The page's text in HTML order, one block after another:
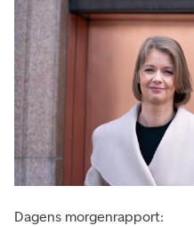
Dagens morgenrapport: